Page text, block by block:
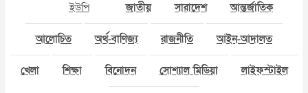
ইউপি জাতীয় সারাদেশ আন্তর্জাতিক
আলোচিত অর্থ-বাণিজ্য রাজনীতি আইন-আদালত
খেলা শিক্ষা বিনোদন সোশ্যাল মিডিয়া লাইফস্টাইল